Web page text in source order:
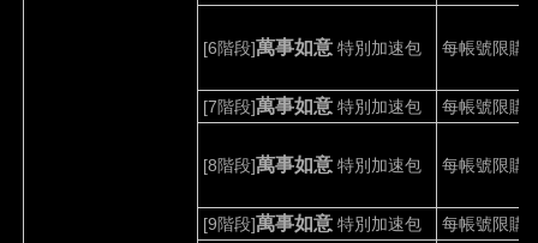
[6階段]萬事如意 特別加速包 每帳號限購
[7階段]萬事如意 特別加速包 每帳號限購
[8階段]萬事如意 特別加速包 每帳號限購
[9階段]萬事如意 特別加速包 每帳號限購